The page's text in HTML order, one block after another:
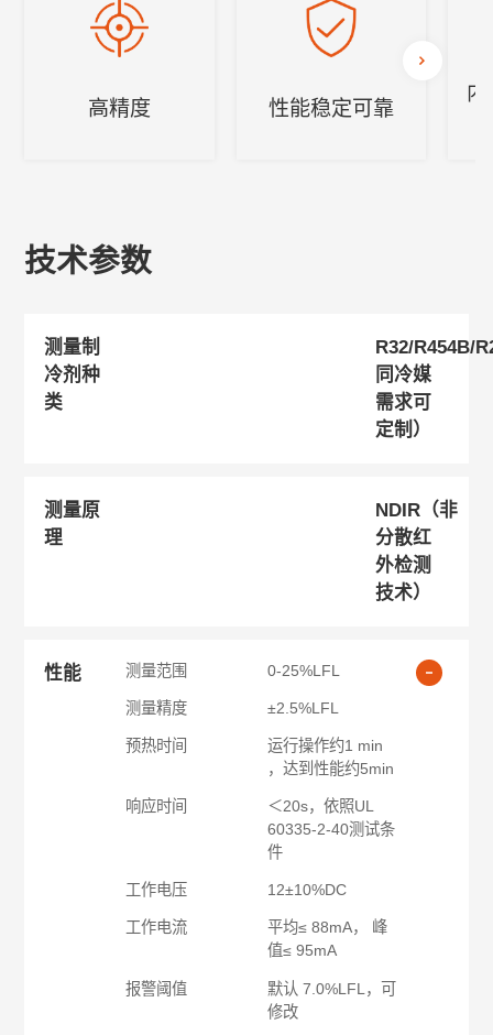
高精度 性能稳定可靠
技术参数
测量制
冷剂种
类
R32/R454B/
同冷媒
需求可
定制）
测量原
理
NDIR（非
分散红
外检测
技术）
性能 测量范围 0-25%LFL
测量精度 ±2.5%LFL
预热时间
运行操作约1 min
，达到性能约5min
响应时间
＜20s，依照UL
60335-2-40测试条
件
工作电压 12±10%DC
工作电流
平均≤ 88mA， 峰
值≤ 95mA
报警阈值
默认 7.0%LFL，可
修改